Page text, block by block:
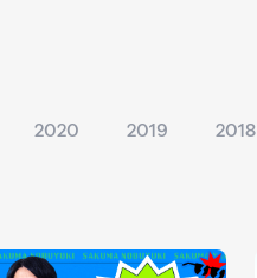
2020 2019 2018